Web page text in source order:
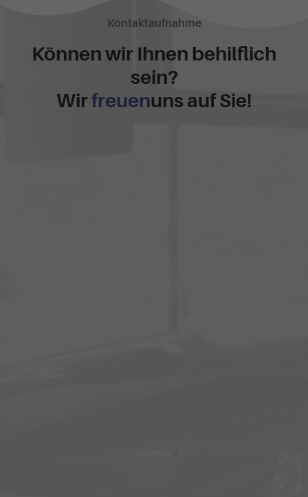
Kontaktaufnahme
Können wir Ihnen behilflich
sein?
Wirfreuenuns auf Sie!